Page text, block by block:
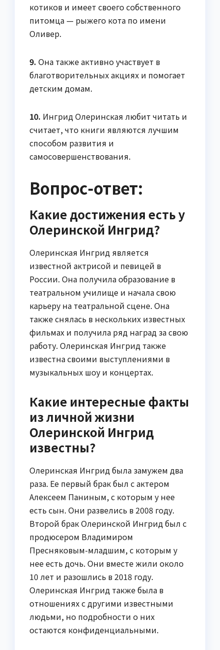
котиков и имеет своего собственного
питомца — рыжего кота по имени
Оливер.
9. Она также активно участвует в
благотворительных акциях и помогает
детским домам.
10. Ингрид Олеринская любит читать и
считает, что книги являются лучшим
способом развития и
самосовершенствования.
Вопрос-ответ:
Какие достижения есть у
Олеринской Ингрид?
Олеринская Ингрид является
известной актрисой и певицей в
России. Она получила образование в
театральном училище и начала свою
карьеру на театральной сцене. Она
также снялась в нескольких известных
фильмах и получила ряд наград за свою
работу. Олеринская Ингрид также
известна своими выступлениями в
музыкальных шоу и концертах.
Какие интересные факты
из личной жизни
Олеринской Ингрид
известны?
Олеринская Ингрид была замужем два
раза. Ее первый брак был с актером
Алексеем Паниным, с которым у нее
есть сын. Они развелись в 2008 году.
Второй брак Олеринской Ингрид был с
продюсером Владимиром
Пресняковым-младшим, с которым у
нее есть дочь. Они вместе жили около
10 лет и разошлись в 2018 году.
Олеринская Ингрид также была в
отношениях с другими известными
людьми, но подробности о них
остаются конфиденциальными.